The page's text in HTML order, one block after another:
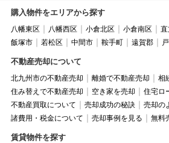
購入物件をエリアから探す
八幡東区 八幡西区 小倉北区 小倉南区
飯塚市
若松区 中間市 鞍手町 遠賀郡
不動産売却について
北九州市の不動産売却 離婚で不動産売却
相
住み替えで不動産売却
空き家を売却
住宅ロ
不動産買取について
売却成功の秘訣
売却の
諸費用・税金について
売却事例を見る 無料
賃貸物件を探す